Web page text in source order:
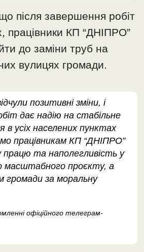
після завершення робіт
працівники КП “ДНІПРО”
до заміни труб на
вулицях громади.
позитивні зміни, і
дає надію на стабільне
в усіх населених пунктах
працівникам КП “ДНІПРО”
працю та наполегливість у
масштабного проєкту, а
за моральну
офіційного телеграм-